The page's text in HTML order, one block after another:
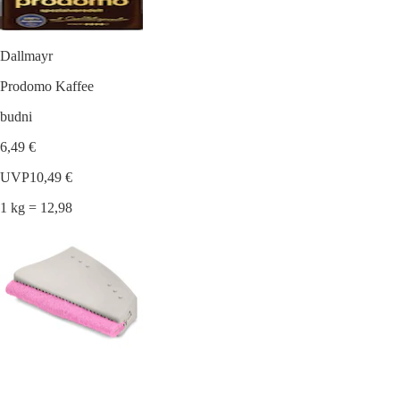
Dallmayr
Prodomo Kaffee
budni
6,49 €
UVP10,49 €
1 kg = 12,98